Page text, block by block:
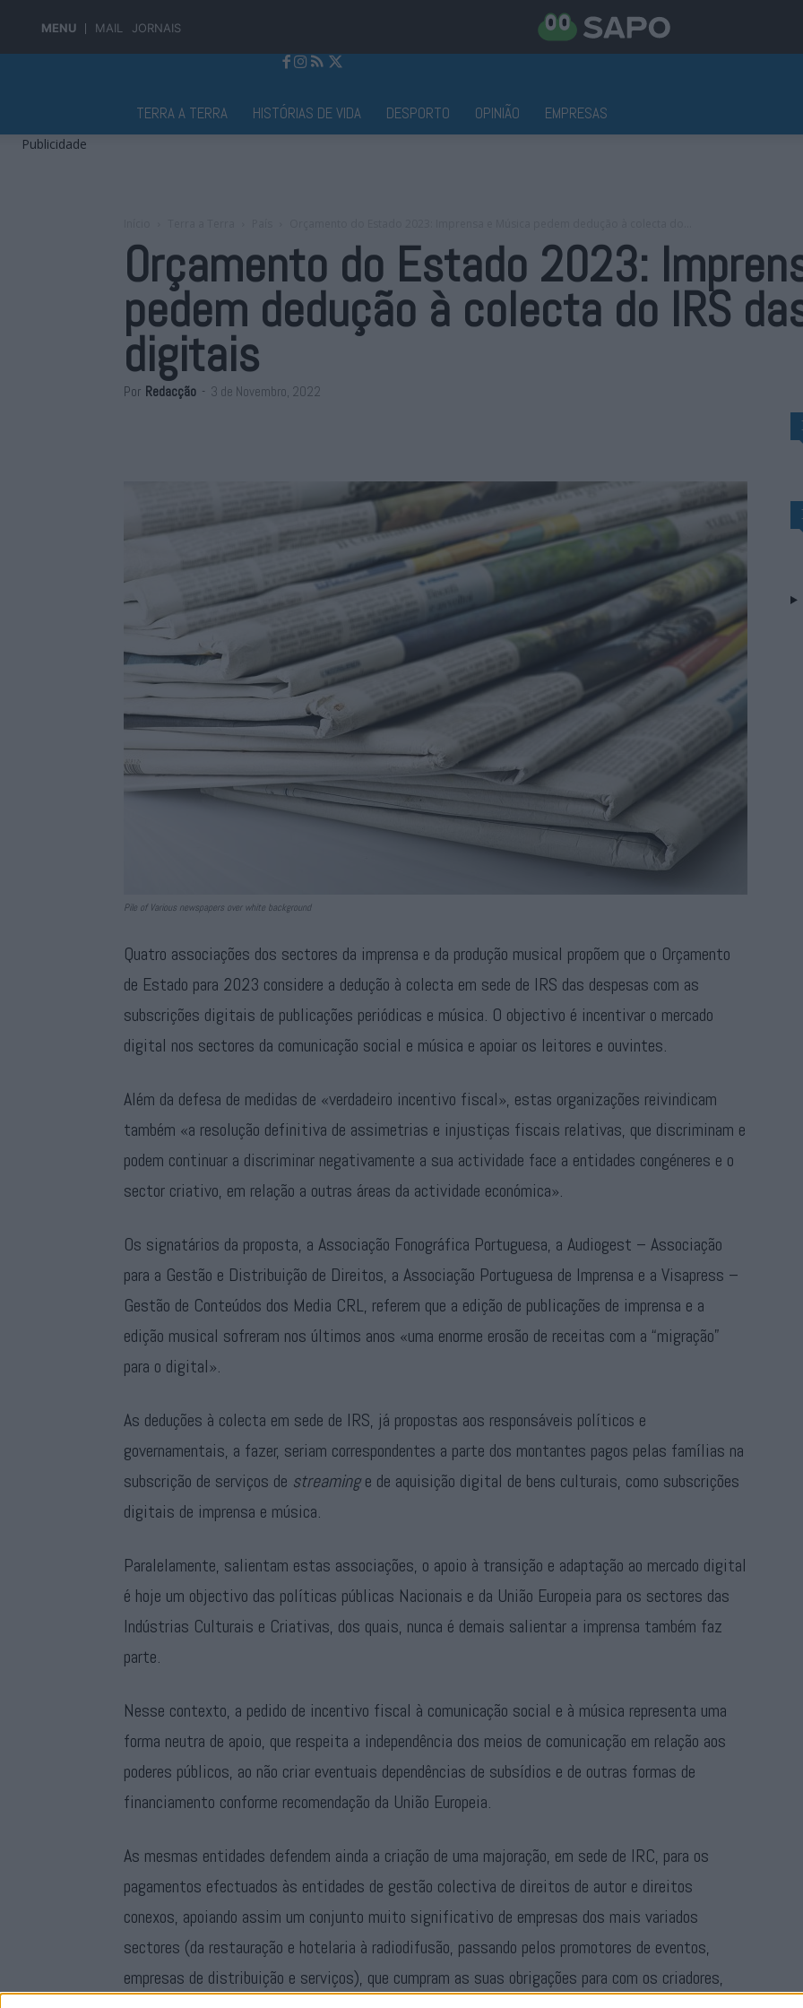
MENU MAIL JORNAIS
TERRA A TERRA HISTÓRIAS DE VIDA DESPORTO OPINIÃO EMPRESAS
Publicidade
Orçamento do Estado 2023:
pedem dedução à colecta do IRS
digitais
Por Redacção - 3 de Novembro, 2022
Pile of Various newspapers over white background
Quatro associações dos sectores da imprensa e da produção musical propõem que o Orçamento
de Estado para 2023 considere a dedução à colecta em sede de IRS das despesas com as
subscrições digitais de publicações periódicas e música. O objectivo é incentivar o mercado
digital nos sectores da comunicação social e música e apoiar os leitores e ouvintes.
Além da defesa de medidas de «verdadeiro incentivo fiscal», estas organizações reivindicam
também «a resolução definitiva de assimetrias e injustiças fiscais relativas, que discriminam e
podem continuar a discriminar negativamente a sua actividade face a entidades congéneres e o
sector criativo, em relação a outras áreas da actividade económica».
Os signatários da proposta, a Associação Fonográfica Portuguesa, a Audiogest – Associação
para a Gestão e Distribuição de Direitos, a Associação Portuguesa de Imprensa e a Visapress –
Gestão de Conteúdos dos Media CRL, referem que a edição de publicações de imprensa e a
edição musical sofreram nos últimos anos «uma enorme erosão de receitas com a “migração”
para o digital».
As deduções à colecta em sede de IRS, já propostas aos responsáveis políticos e
governamentais, a fazer, seriam correspondentes a parte dos montantes pagos pelas famílias na
subscrição de serviços de streaminge de aquisição digital de bens culturais, como subscrições
digitais de imprensa e música.
Paralelamente, salientam estas associações, o apoio à transição e adaptação ao mercado digital
é hoje um objectivo das políticas públicas Nacionais e da União Europeia para os sectores das
Indústrias Culturais e Criativas, dos quais, nunca é demais salientar a imprensa também faz
parte.
Nesse contexto, a pedido de incentivo fiscal à comunicação social e à música representa uma
forma neutra de apoio, que respeita a independência dos meios de comunicação em relação aos
poderes públicos, ao não criar eventuais dependências de subsídios e de outras formas de
financiamento conforme recomendação da União Europeia.
As mesmas entidades defendem ainda a criação de uma majoração, em sede de IRC, para os
pagamentos efectuados às entidades de gestão colectiva de direitos de autor e direitos
conexos, apoiando assim um conjunto muito significativo de empresas dos mais variados
sectores (da restauração e hotelaria à radiodifusão, passando pelos promotores de eventos,
empresas de distribuição e serviços), que cumpram as suas obrigações para com os criadores,